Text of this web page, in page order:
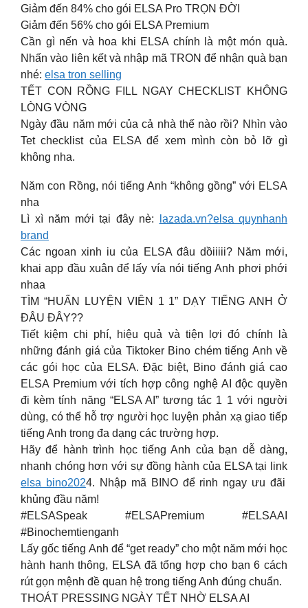
Giảm đến 84% cho gói ELSA Pro TRỌN ĐỜI
Giảm đến 56% cho gói ELSA Premium
Cần gì nến và hoa khi ELSA chính là một món quà.
Nhấn vào liên kết và nhập mã TRON để nhận quà bạn
nhé: elsa tron selling
TẾT CON RỒNG FILL NGAY CHECKLIST KHÔNG
LÒNG VÒNG
Ngày đầu năm mới của cả nhà thế nào rồi? Nhìn vào
Tet checklist của ELSA để xem mình còn bỏ lỡ gì
không nha.
Năm con Rồng, nói tiếng Anh “không gồng” với ELSA
nha
Lì xì năm mới tại đây nè:
lazada.vn?elsa quynhanh
brand
Các ngoan xinh iu của ELSA đâu dồiiiii? Năm mới,
khai app đầu xuân để lấy vía nói tiếng Anh phơi phới
nhaa
TÌM “HUẤN LUYỆN VIÊN 1 1” DẠY TIẾNG ANH Ở
ĐÂU ĐÂY??
Tiết kiệm chi phí, hiệu quả và tiện lợi đó chính là
những đánh giá của Tiktoker Bino chém tiếng Anh về
các gói học của ELSA. Đặc biệt, Bino đánh giá cao
ELSA Premium với tích hợp công nghệ AI độc quyền
đi kèm tính năng “ELSA AI” tương tác 1 1 với người
dùng, có thể hỗ trợ người học luyện phản xạ giao tiếp
tiếng Anh trong đa dạng các trường hợp.
Hãy để hành trình học tiếng Anh của bạn dễ dàng,
nhanh chóng hơn với sự đồng hành của ELSA tại link
elsa bino2024. Nhập mã BINO để rinh ngay ưu đãi
khủng đầu năm!
#ELSASpeak #ELSAPremium #ELSAAI
#Binochemtienganh
Lấy gốc tiếng Anh để “get ready” cho một năm mới học
hành hanh thông, ELSA đã tổng hợp cho bạn 6 cách
rút gọn mệnh đề quan hệ trong tiếng Anh đúng chuẩn.
THOÁT PRESSING NGÀY TẾT NHỜ ELSA AI